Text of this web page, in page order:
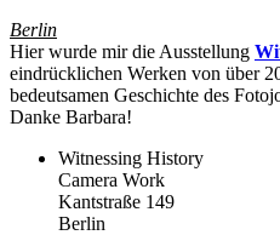
Berlin
Hier wurde mir die Ausstellung
eindrücklichen Werken von über
bedeutsamen Geschichte des
Danke Barbara!
Witnessing History
Camera Work
Kantstraße 149
Berlin